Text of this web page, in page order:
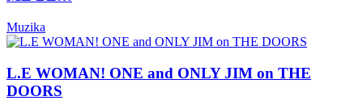
Muzika
L.E WOMAN! ONE and ONLY JIM on THE
DOORS